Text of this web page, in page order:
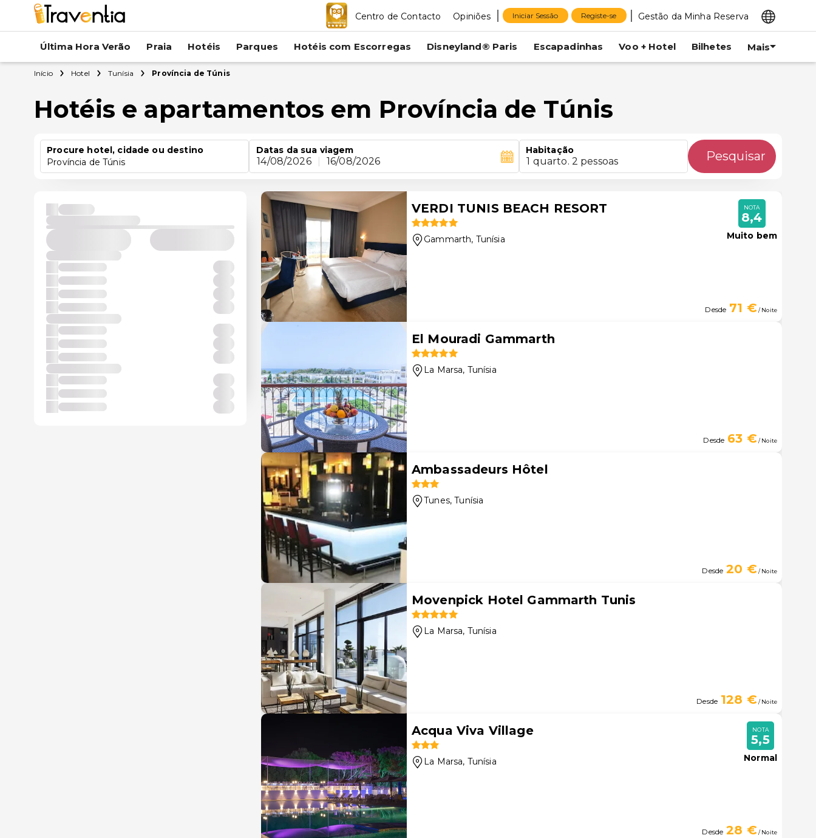
Centro de Contacto Opiniões Iniciar Sessão Registe-se Gestão da Minha Reserva
Última Hora Verão Praia Hotéis Parques Hotéis com Escorregas Disneyland® Paris Escapadinhas Voo + Hotel Bilhetes Mais
Início Hotel Tunísia Província de Túnis
Hotéis e apartamentos em Província de Túnis
Procure hotel, cidade ou destino
Província de Túnis
Datas da sua viagem
14/08/2026 16/08/2026
Habitação
1 quarto. 2 pessoas Pesquisar
VERDI TUNIS BEACH RESORT
Gammarth, Tunísia
NOTA
8,4
Muito bem
Desde 71 €/ Noite
El Mouradi Gammarth
La Marsa, Tunísia
Desde 63 €/ Noite
Ambassadeurs Hôtel
Tunes, Tunísia
Desde 20 €/ Noite
Movenpick Hotel Gammarth Tunis
La Marsa, Tunísia
Desde 128 €/ Noite
Acqua Viva Village
La Marsa, Tunísia
NOTA
5,5
Normal
Desde 28 €/ Noite